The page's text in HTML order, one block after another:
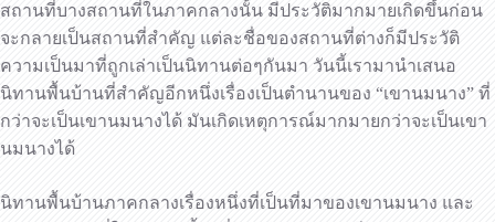
สถานที่บางสถานที่ในภาคกลางนั้น มีประวัติมากมายเกิดขึ้นก่อน
จะกลายเป็นสถานที่สำคัญ แต่ละชื่อของสถานที่ต่างก็มีประวัติ
ความเป็นมาที่ถูกเล่าเป็นนิทานต่อๆกันมา วันนี้เรามานำเสนอ
นิทานพื้นบ้านที่สำคัญอีกหนึ่งเรื่องเป็นตำนานของ “เขานมนาง” ที่
กว่าจะเป็นเขานมนางได้ มันเกิดเหตุการณ์มากมายกว่าจะเป็นเขา
นมนางได้
นิทานพื้นบ้านภาคกลางเรื่องหนึ่งที่เป็นที่มาของเขานมนาง และ